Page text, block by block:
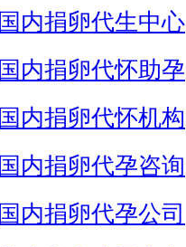
国内捐卵代生中心
国内捐卵代怀助孕
国内捐卵代怀机构
国内捐卵代孕咨询
国内捐卵代孕公司